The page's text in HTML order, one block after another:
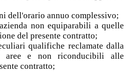
dell'orario annuo complessivo;
non equiparabili a quelle
del presente contratto;
qualifiche reclamate dalla
aree e non riconducibili alle
contratto;